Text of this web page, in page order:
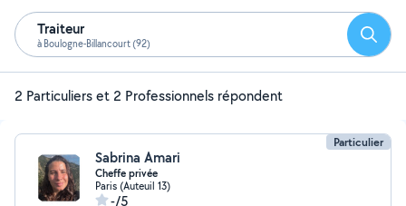
Traiteur
à Boulogne-Billancourt (92)
2 Particuliers et 2 Professionnels répondent
Particulier
Sabrina Amari
Cheffe privée
Paris (Auteuil 13)
-/5